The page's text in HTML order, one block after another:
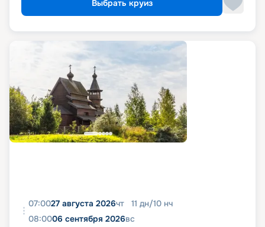
Выбрать круиз
07:0027 августа 2026чт 11 дн/10 нч
08:0006 сентября 2026вс